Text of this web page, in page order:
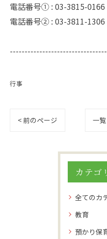
電話番号① : 03-3815-0166
電話番号② : 03-3811-1306
行事
< 前のページ 一
カテゴ
全てのカ
教育
預かり保